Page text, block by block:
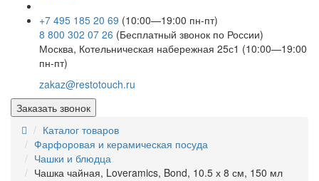
+7 495 185 20 69 (10:00—19:00 пн-пт)
8 800 302 07 26 (Бесплатный звонок по России)
Москва, Котельническая набережная 25с1 (10:00—19:00
пн-пт)
zakaz@restotouch.ru
Заказать звонок
Каталог товаров
Фарфоровая и керамическая посуда
Чашки и блюдца
Чашка чайная, Loveramics, Bond, 10.5 х 8 см, 150 мл